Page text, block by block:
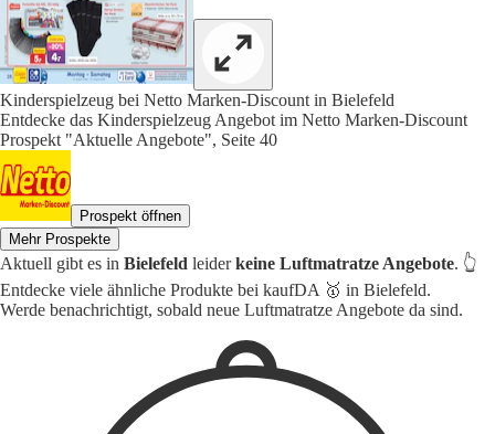
Kinderspielzeug bei Netto Marken-Discount in Bielefeld
Entdecke das Kinderspielzeug Angebot im Netto Marken-Discount
Prospekt "Aktuelle Angebote", Seite 40
Prospekt öffnen
Mehr Prospekte
Aktuell gibt es in Bielefeld leiderkeine Luftmatratze Angebote. 👆
Entdecke viele ähnliche Produkte bei kaufDA 🥇 in Bielefeld.
Werde benachrichtigt, sobald neue Luftmatratze Angebote da sind.